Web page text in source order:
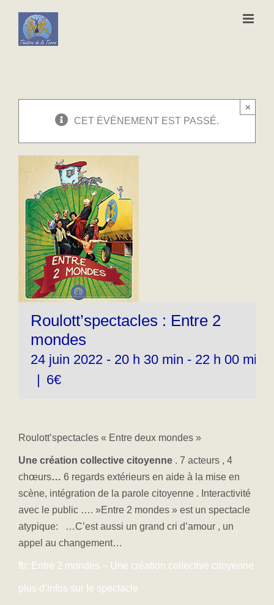
contenu
CET ÉVÈNEMENT EST PASSÉ.
×
Roulott’spectacles : Entre 2
mondes
24 juin 2022 - 20 h 30 min - 22 h 00 min
| 6€
Roulott’spectacles « Entre deux mondes »
Une création collective citoyenne . 7 acteurs , 4
chœurs… 6 regards extérieurs en aide à la mise en
scène, intégration de la parole citoyenne . Interactivité
avec le public …. »Entre 2 mondes » est un spectacle
atypique: …C’est aussi un grand cri d’amour , un
appel au changement…
fb: Entre 2 mondes – Une création collective citoyenne
plus d’infos sur le spectacle